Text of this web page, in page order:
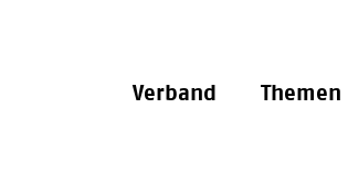
Verband Themen